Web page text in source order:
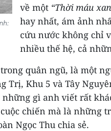
về một “Thời máu
hay nhất, ám ảnh
cứu nước không chỉ
nhiều thế hệ, cả
trong quân ngũ, là một
Trị, Khu 5 và Tây
gì anh viết rất
chiến mà là những
Ngọc Thu chia sẻ.